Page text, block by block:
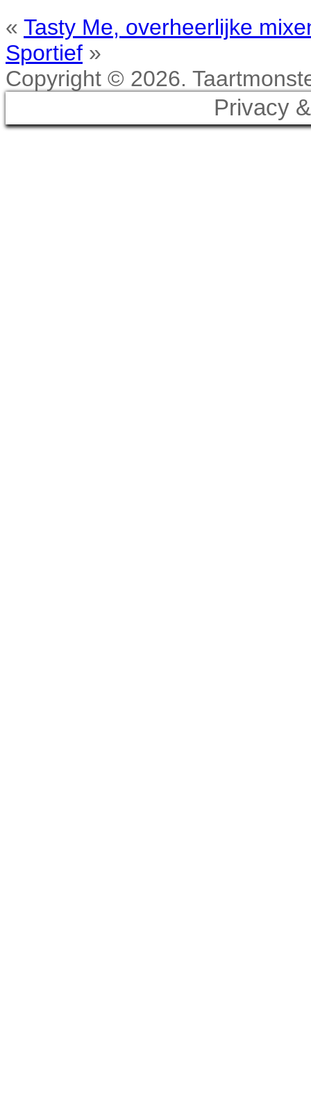
« Tasty Me, overheerlijke
Sportief »
Copyright © 2026.
Privacy